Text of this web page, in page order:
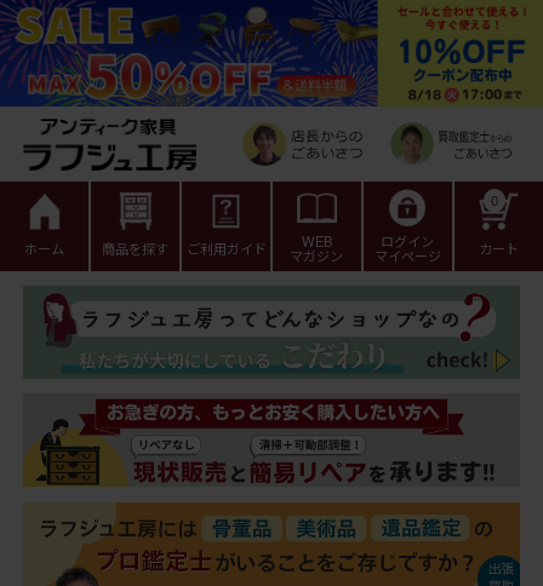
ホーム 商品を探す ご利用ガイド WEB
マガジン
ログイン
マイページ カート
0